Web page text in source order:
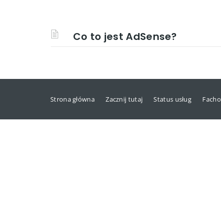
Co to jest AdSense?
Strona główna Zacznij tutaj Status usług